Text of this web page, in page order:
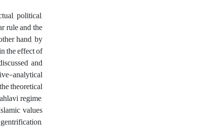
political,
rule and the
hand, by
the effect of
and
analytical
theoretical
regime,
values